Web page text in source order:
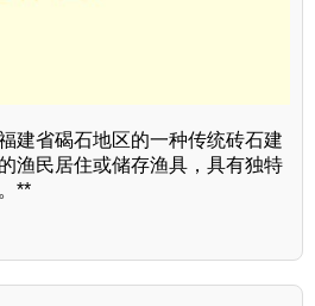
建省碣石地区的一种传统砖石建
渔民居住或储存渔具，具有独特
**